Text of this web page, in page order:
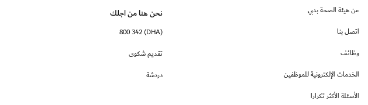
عن هيئة الصحة بدبي
اتصل بنا
وظائف
الخدمات الإلكترونية للموظفين
الأسئلة الأكثر تكرارا
نحن هنا من اجلك
(DHA) 800 342
تقديم شكوى
دردشة